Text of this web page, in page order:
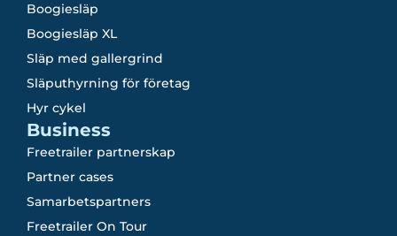
Boogiesläp
Boogiesläp XL
Släp med gallergrind
Släputhyrning för företag
Hyr cykel
Business
Freetrailer partnerskap
Partner cases
Samarbetspartners
Freetrailer On Tour